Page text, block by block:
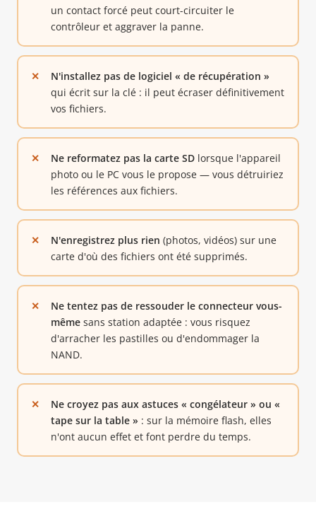
un contact forcé peut court-circuiter le
contrôleur et aggraver la panne.
N'installez pas de logiciel « de récupération »
qui écrit sur la clé : il peut écraser définitivement
vos fichiers.
Ne reformatez pas la carte SDlorsque l'appareil
photo ou le PC vous le propose — vous détruiriez
les références aux fichiers.
N'enregistrez plus rien (photos, vidéos) sur une
carte d'où des fichiers ont été supprimés.
Ne tentez pas de ressouder le connecteur vous-
mêmesans station adaptée : vous risquez
d'arracher les pastilles ou d'endommager la
NAND.
Ne croyez pas aux astuces « congélateur » ou «
tape sur la table » : sur la mémoire flash, elles
n'ont aucun effet et font perdre du temps.